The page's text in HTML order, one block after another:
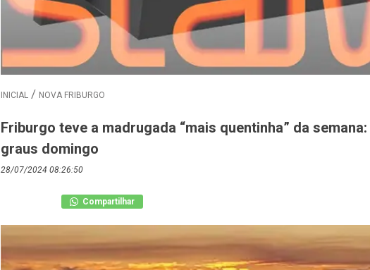
INICIAL NOVA FRIBURGO
Friburgo teve a madrugada “mais quentinha” da semana:
graus domingo
28/07/2024 08:26:50
Compartilhar